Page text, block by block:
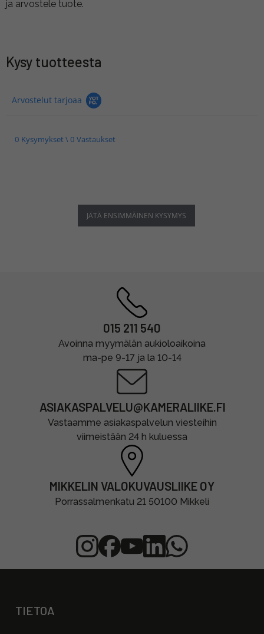
ja arvostele tuote.
Kysy tuotteesta
Arvostelut tarjoaa
0 Kysymykset \ 0 Vastaukset
JÄTÄ ENSIMMÄINEN KYSYMYS
015 211 540
Avoinna myymälän aukioloaikoina
ma-pe 9-17 ja la 10-14
ASIAKASPALVELU@KAMERALIIKE.FI
Vastaamme asiakaspalvelun viesteihin
viimeistään 24 h kuluessa
MIKKELIN VALOKUVAUSLIIKE OY
Porrassalmenkatu 21 50100 Mikkeli
TIETOA